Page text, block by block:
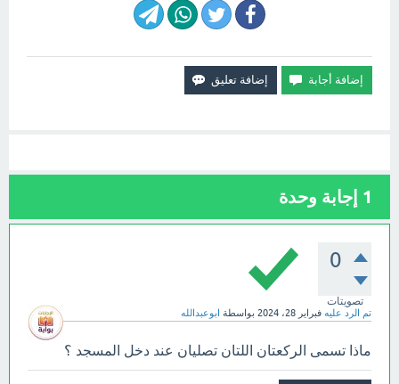
1 إجابة وحدة
0
تصويتات
تم الرد عليه فبراير 28، 2024 بواسطة ابوعبدالله
ماذا تسمى الركعتان اللتان تصليان عند دخل المسجد ؟